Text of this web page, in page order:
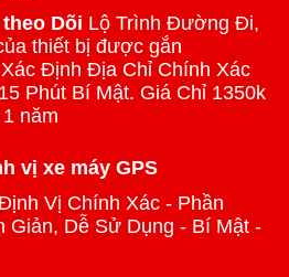
Dõi Lộ Trình Đường Đi,
thiết bị được gắn
Định Địa Chỉ Chính Xác
Phút Bí Mật. Giá Chỉ 1350k
năm
vị xe máy GPS
Vị Chính Xác - Phần
Giản, Dễ Sử Dụng - Bí Mật -